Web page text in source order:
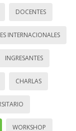
DOCENTES
INTERNACIONALES
INGRESANTES
CHARLAS
WORKSHOP